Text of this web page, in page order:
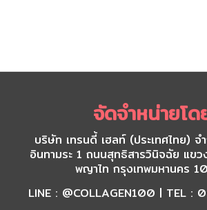
จัดจำหน่ายโด
บริษัท เทรนดี้ เฮลท์ (ประเทศไทย)
อินทามระ 1 ถนนสุทธิสารวินิจฉัย แขว
พญาไท กรุงเทพมหานคร
LINE : @COLLAGEN100 | TEL :